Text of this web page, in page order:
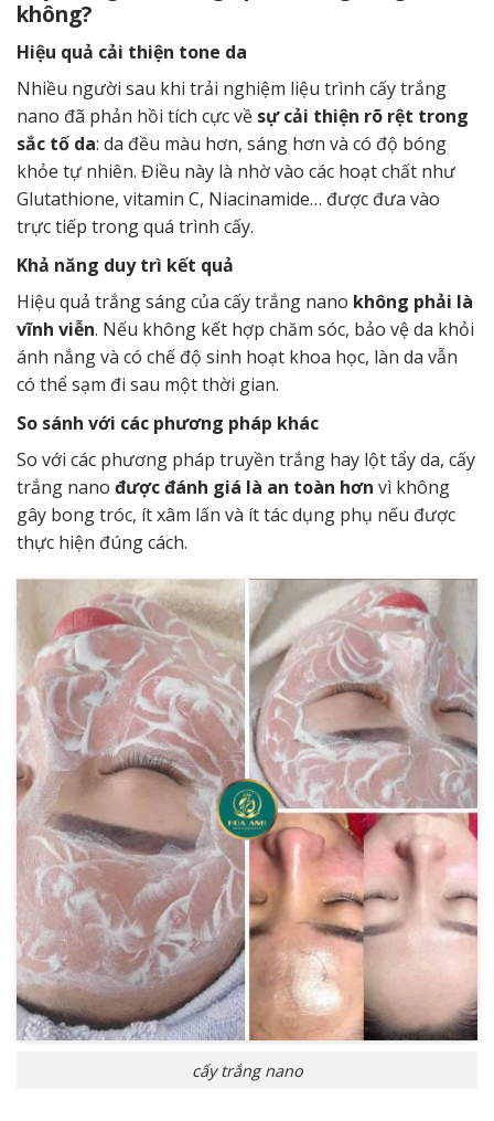
không?
Hiệu quả cải thiện tone da
Nhiều người sau khi trải nghiệm liệu trình cấy trắng
nano đã phản hồi tích cực về sự cải thiện rõ rệt trong
sắc tố da: da đều màu hơn, sáng hơn và có độ bóng
khỏe tự nhiên. Điều này là nhờ vào các hoạt chất như
Glutathione, vitamin C, Niacinamide… được đưa vào
trực tiếp trong quá trình cấy.
Khả năng duy trì kết quả
Hiệu quả trắng sáng của cấy trắng nano không phải là
vĩnh viễn. Nếu không kết hợp chăm sóc, bảo vệ da khỏi
ánh nắng và có chế độ sinh hoạt khoa học, làn da vẫn
có thể sạm đi sau một thời gian.
So sánh với các phương pháp khác
So với các phương pháp truyền trắng hay lột tẩy da, cấy
trắng nano được đánh giá là an toàn hơn vì không
gây bong tróc, ít xâm lấn và ít tác dụng phụ nếu được
thực hiện đúng cách.
cấy trắng nano